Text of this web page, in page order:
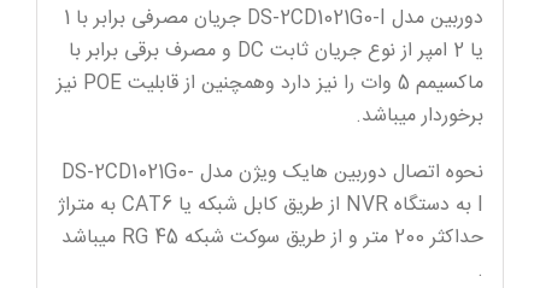
دوربین مدل DS-2CD1021G0-I جریان مصرفی برابر با 1
یا 2 امپر از نوع جریان ثابت DC و مصرف برقی برابر با
ماکسیمم 5 وات را نیز دارد وهمچنین از قابلیت POE نیز
برخوردار میباشد.
نحوه اتصال دوربین هایک ویژن مدل DS-2CD1021G0-
I به دستگاه NVR از طریق کابل شبکه یا CAT6 به متراژ
حداکثر 200 متر و از طریق سوکت شبکه RG 45 میباشد
.